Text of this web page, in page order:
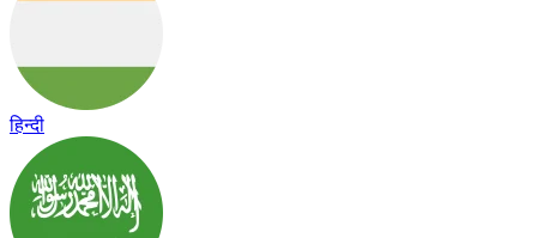
हिन्दी